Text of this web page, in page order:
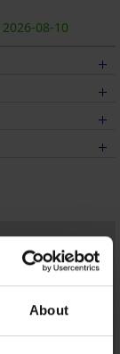
About
2026-08-10